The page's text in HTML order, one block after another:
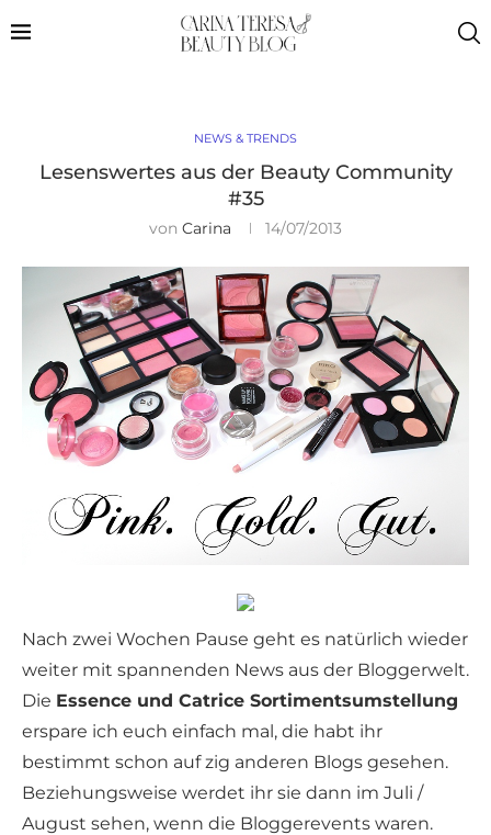
NEWS & TRENDS
Lesenswertes aus der Beauty Community
#35
von Carina 14/07/2013
Nach zwei Wochen Pause geht es natürlich wieder
weiter mit spannenden News aus der Bloggerwelt.
Die Essence und Catrice Sortimentsumstellung
erspare ich euch einfach mal, die habt ihr
bestimmt schon auf zig anderen Blogs gesehen.
Beziehungsweise werdet ihr sie dann im Juli /
August sehen, wenn die Bloggerevents waren.